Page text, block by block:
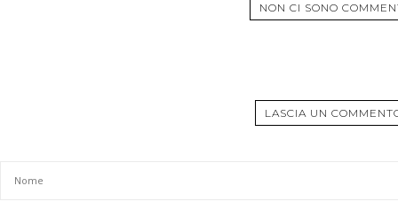
NON CI SONO
LASCIA UN